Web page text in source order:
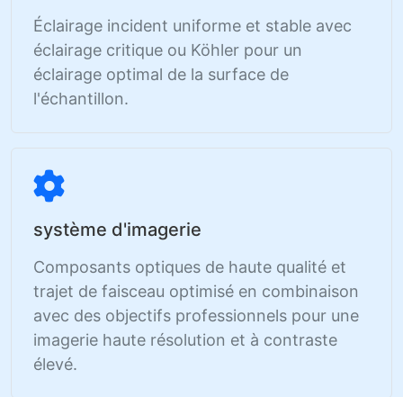
Éclairage incident uniforme et stable avec
éclairage critique ou Köhler pour un
éclairage optimal de la surface de
l'échantillon.
système d'imagerie
Composants optiques de haute qualité et
trajet de faisceau optimisé en combinaison
avec des objectifs professionnels pour une
imagerie haute résolution et à contraste
élevé.